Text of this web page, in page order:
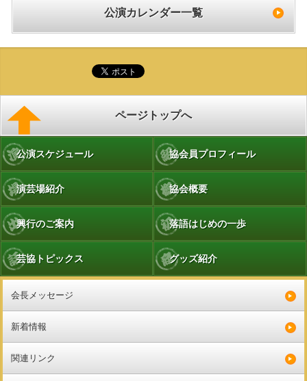
公演カレンダー一覧
ページトップへ
公演スケジュール 協会員プロフィール
演芸場紹介 協会概要
興行のご案内 落語はじめの一歩
芸協トピックス グッズ紹介
会長メッセージ
新着情報
関連リンク